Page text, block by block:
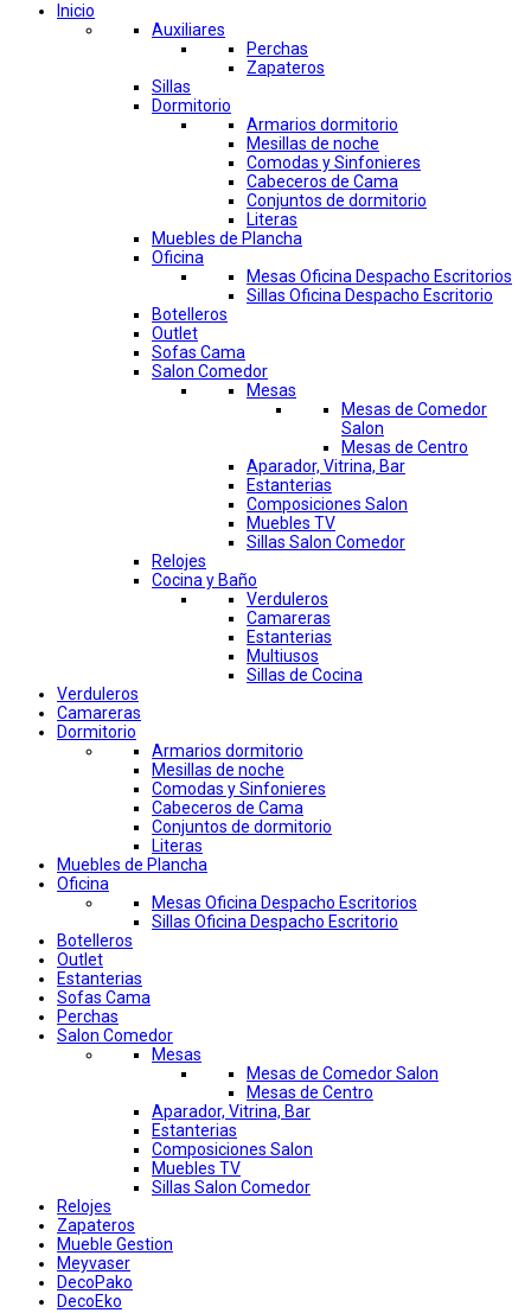
Inicio
Auxiliares
Perchas
Zapateros
Sillas
Dormitorio
Armarios dormitorio
Mesillas de noche
Comodas y Sinfonieres
Cabeceros de Cama
Conjuntos de dormitorio
Literas
Muebles de Plancha
Oficina
Mesas Oficina Despacho Escritorios
Sillas Oficina Despacho Escritorio
Botelleros
Outlet
Sofas Cama
Salon Comedor
Mesas
Mesas de Comedor
Salon
Mesas de Centro
Aparador, Vitrina, Bar
Estanterias
Composiciones Salon
Muebles TV
Sillas Salon Comedor
Relojes
Cocina y Baño
Verduleros
Camareras
Estanterias
Multiusos
Sillas de Cocina
Verduleros
Camareras
Dormitorio
Armarios dormitorio
Mesillas de noche
Comodas y Sinfonieres
Cabeceros de Cama
Conjuntos de dormitorio
Literas
Muebles de Plancha
Oficina
Mesas Oficina Despacho Escritorios
Sillas Oficina Despacho Escritorio
Botelleros
Outlet
Estanterias
Sofas Cama
Perchas
Salon Comedor
Mesas
Mesas de Comedor Salon
Mesas de Centro
Aparador, Vitrina, Bar
Estanterias
Composiciones Salon
Muebles TV
Sillas Salon Comedor
Relojes
Zapateros
Mueble Gestion
Meyvaser
DecoPako
DecoEko